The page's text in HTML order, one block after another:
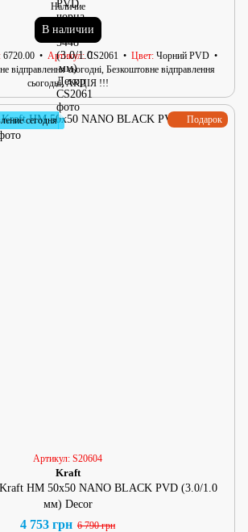
Наличие
В наличии
6720.00 Артикул CS2061 Цвет Чорний PVD
відправлення сьогодні, Безкоштовне відправлення
сьогодні, АКЦІЯ !!!
Подарок
сегодня
Артикул: S20604
Kraft
HM 50х50 NANO BLACK PVD (3.0/1.0
мм) Decor
4 753 грн 6 790 грн